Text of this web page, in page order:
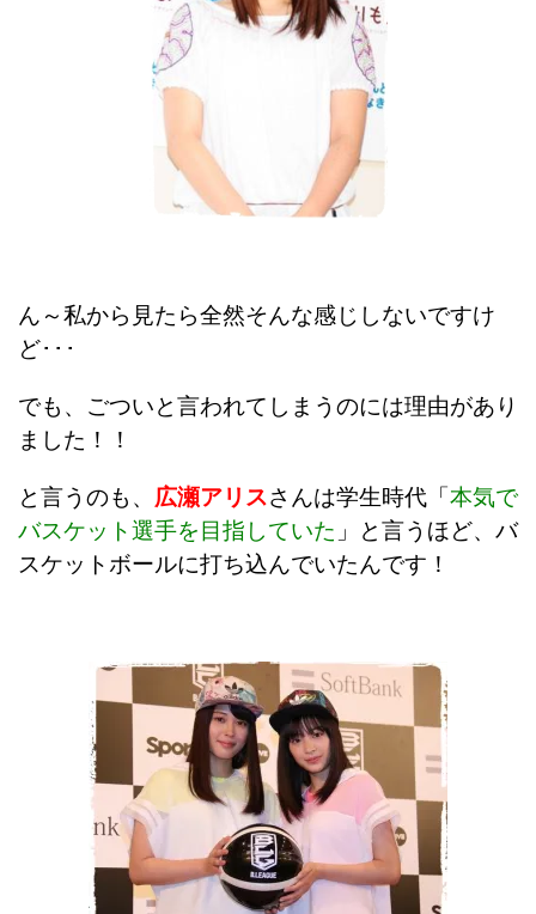
ん～私から見たら全然そんな感じしないですけ
ど･･･
でも、ごついと言われてしまうのには理由があり
ました！！
と言うのも、 広瀬アリスさんは学生時代「 本気で
バスケット選手を目指していた 」と言うほど、バ
スケットボールに打ち込んでいたんです！